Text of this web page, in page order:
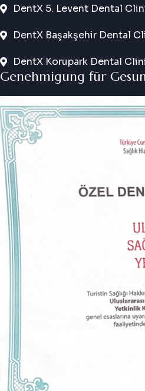
DentX 5. Levent Dental
DentX Başakşehir Dental
DentX Korupark Dental
Genehmigung für